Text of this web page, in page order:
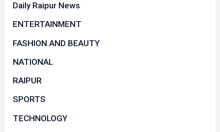
Daily Raipur News
ENTERTAINMENT
FASHION AND BEAUTY
NATIONAL
RAIPUR
SPORTS
TECHNOLOGY